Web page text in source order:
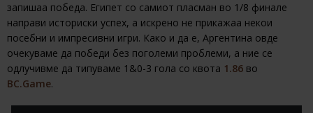
запишаа победа. Египет со самиот пласман во 1/8 финале
направи историски успех, а искрено не прикажаа некои
посебни и импресивни игри. Како и да е, Аргентина овде
очекуваме да победи без поголеми проблеми, а ние се
одлучивме да типуваме 1&0-3 гола со квота 1.86 во
BC.Game.